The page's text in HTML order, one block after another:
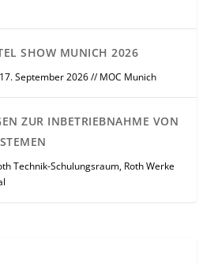
SHOW MUNICH 2026
September 2026 // MOC Munich
ZUR INBETRIEBNAHME VON
Technik-Schulungsraum, Roth Werke